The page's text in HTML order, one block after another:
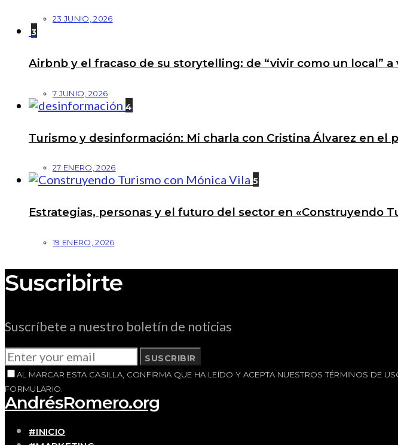
23 JUNIO, 2026
3
Airbnb y el fracaso de su storytelling: de “vivir como un local”
7 JUNIO, 2026
4
Turismo y desinformación: Mi charla con Cristina Álvarez en el
27 ENERO, 2026
5
Estrategias, personas y el futuro del sector en «Construyendo
19 ENERO, 2026
Suscribirte
Suscríbete a nuestro boletín de noticias
SUSCRIBIR
AL MARCAR ESTA CASILLA, CONFIRMA QUE HA LEÍDO Y ACEPTA NUESTROS TÉRMINOS DE
FORMULARIO.
AndrésRomero.org
#INICIO